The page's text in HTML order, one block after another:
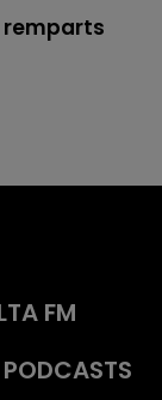
remparts
FM
PODCASTS